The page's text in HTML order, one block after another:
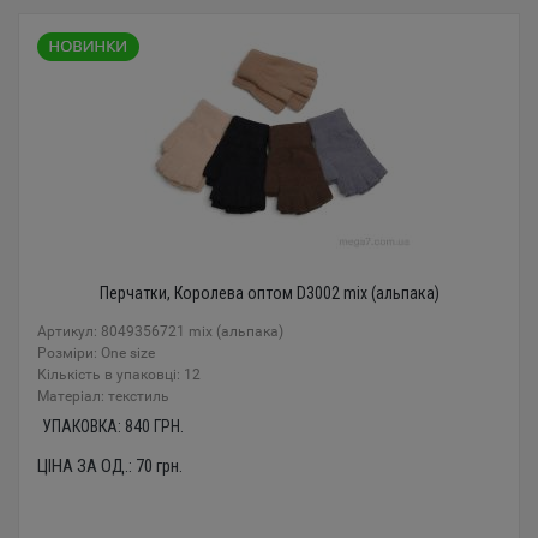
Перчатки, Королева оптом D3002 mix (альпака)
Артикул: 8049356721 mix (альпака)
Розміри: One size
Кількість в упаковці: 12
Mатеріал: текстиль
УПАКОВКА: 840 ГРН.
ЦІНА ЗА ОД.: 70 грн.